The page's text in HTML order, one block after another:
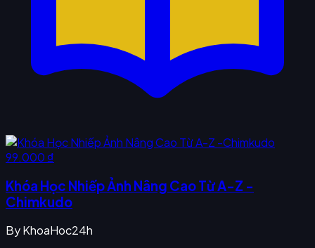
99.000 ₫
Khóa Học Nhiếp Ảnh Nâng Cao Từ A-Z -
Chimkudo
ByKhoaHoc24h